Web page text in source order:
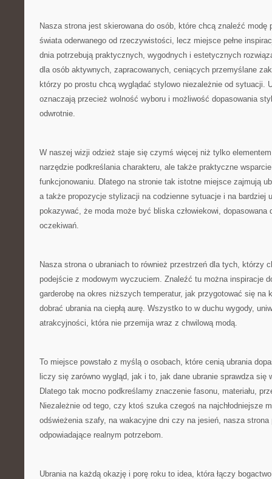
Nasza strona jest skierowana do osób, które chcą znaleźć modę
świata oderwanego od rzeczywistości, lecz miejsce pełne
dnia potrzebują praktycznych, wygodnych i estetycznych
dla osób aktywnych, zapracowanych, ceniących przemyślane
którzy po prostu chcą wyglądać stylowo niezależnie od sytuacji.
oznaczają przecież wolność wyboru i możliwość dopasowania
odwrotnie.
W naszej wizji odzież staje się czymś więcej niż tylko
narzędzie podkreślania charakteru, ale także praktyczne
funkcjonowaniu. Dlatego na stronie tak istotne miejsce zajmują
a także propozycje stylizacji na codzienne sytuacje i na bardziej
pokazywać, że moda może być bliska człowiekowi, dopasowana
oczekiwań.
Nasza strona o ubraniach to również przestrzeń dla tych, którzy
podejście z modowym wyczuciem. Znaleźć tu można inspiracje
garderobę na okres niższych temperatur, jak przygotować się na
dobrać ubrania na ciepłą aurę. Wszystko to w duchu wygody,
atrakcyjności, która nie przemija wraz z chwilową modą.
To miejsce powstało z myślą o osobach, które cenią ubrania
liczy się zarówno wygląd, jak i to, jak dane ubranie sprawdza się
Dlatego tak mocno podkreślamy znaczenie fasonu, materiału,
Niezależnie od tego, czy ktoś szuka czegoś na najchłodniejsze
odświeżenia szafy, na wakacyjne dni czy na jesień, nasza strona
odpowiadające realnym potrzebom.
Ubrania na każdą okazję i porę roku to idea, która łączy